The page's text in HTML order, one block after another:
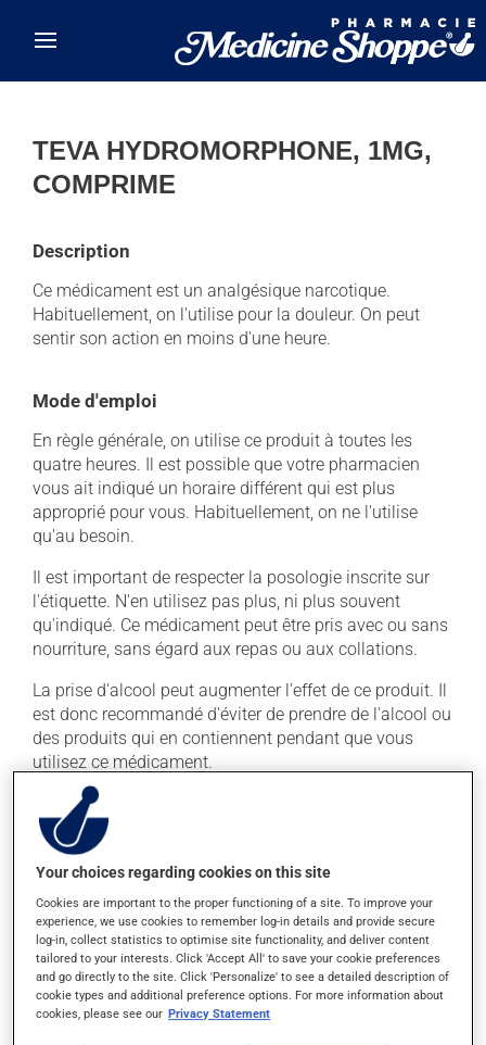
TEVA HYDROMORPHONE, 1MG,
COMPRIME
Description
Ce médicament est un analgésique narcotique.
Habituellement, on l'utilise pour la douleur. On peut
sentir son action en moins d'une heure.
Mode d'emploi
En règle générale, on utilise ce produit à toutes les
quatre heures. Il est possible que votre pharmacien
vous ait indiqué un horaire différent qui est plus
approprié pour vous. Habituellement, on ne l'utilise
qu'au besoin.
Il est important de respecter la posologie inscrite sur
l'étiquette. N'en utilisez pas plus, ni plus souvent
qu'indiqué. Ce médicament peut être pris avec ou sans
nourriture, sans égard aux repas ou aux collations.
La prise d'alcool peut augmenter l'effet de ce produit. Il
est donc recommandé d'éviter de prendre de l'alcool ou
des produits qui en contiennent pendant que vous
utilisez ce médicament.
Effets indésirables
En plus de ses effets recherchés, ce produit peut à
l'occasion entraîner certains effets indésirables (effets
secondaires), notamment :
il peut causer de la constipation - pour la prévenir,
buvez beaucoup, prenez plus de fibres alimentaires;
il peut causer des étourdissements ou vous endormir
- soyez prudent avant de prendre le volant;
Your choices regarding cookies on this site
Cookies are important to the proper functioning of a site. To improve your
experience, we use cookies to remember log-in details and provide secure
log-in, collect statistics to optimise site functionality, and deliver content
tailored to your interests. Click 'Accept All' to save your cookie preferences
and go directly to the site. Click 'Personalize' to see a detailed description of
cookie types and additional preference options. For more information about
cookies, please see our Privacy Statement